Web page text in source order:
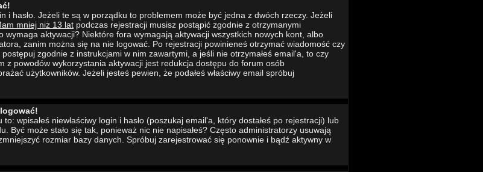
i hasło. Jeżeli te są w porządku to problemem może być jedna z dwóch rzeczy. Jeżeli
mniej niż 13 lat podczas rejestracji musisz postąpić zgodnie z otrzymanymi
aktywacji? Niektóre fora wymagają aktywacji wszystkich nowych kont, albo
zanim można się na nie logować. Po rejestracji powinieneś otrzymać wiadomość czy
zgodnie z instrukcjami w nim zawartymi, a jeśli nie otrzymałeś email'a, to czy
z powodów wykorzystania aktywacji jest redukcja dostępu do forum osób
użytkowników. Jeżeli jesteś pewien, że podałeś właściwy email spróbuj
wpisałeś niewłaściwy login i hasło (poszukaj email'a, który dostałeś po rejestracji) lub
Być może stało się tak, ponieważ nic nie napisałeś? Często administratorzy usuwają
rozmiar bazy danych. Spróbuj zarejestrować się ponownie i bądź aktywny w